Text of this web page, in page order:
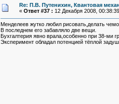
Re: П.В. Путенихин, Квантовая
« Ответ #37 : 12 Декабря 2008,
Менделеев жутко любил рисовать,делать
В последнем его забавляло две вещи.
Бухгалтерия явно врала,особенно при 38-ми
Эксперимент обладал потенцией тёплой